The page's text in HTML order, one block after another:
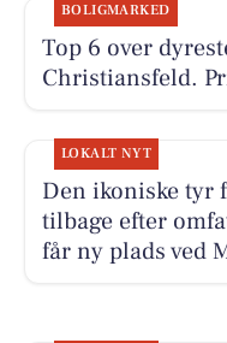
BOLIGMARKED
Top 6 over
Christiansfeld.
LOKALT NYT
Den ikoniske tyr
tilbage efter
får ny plads ved